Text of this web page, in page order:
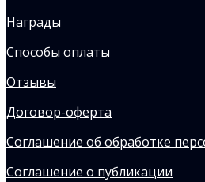
Награды
Способы оплаты
Отзывы
Договор-оферта
Соглашение об обработке
Соглашение о публикации